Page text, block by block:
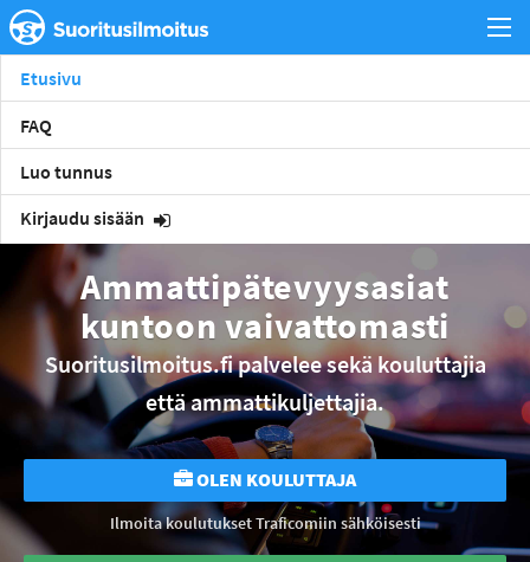
Etusivu
FAQ
Luo tunnus
Kirjaudu sisään
Ammattipätevyysasiat
kuntoon vaivattomasti
Suoritusilmoitus.fi palvelee sekä kouluttajia
että ammattikuljettajia.
OLEN KOULUTTAJA
Ilmoita koulutukset Traficomiin sähköisesti